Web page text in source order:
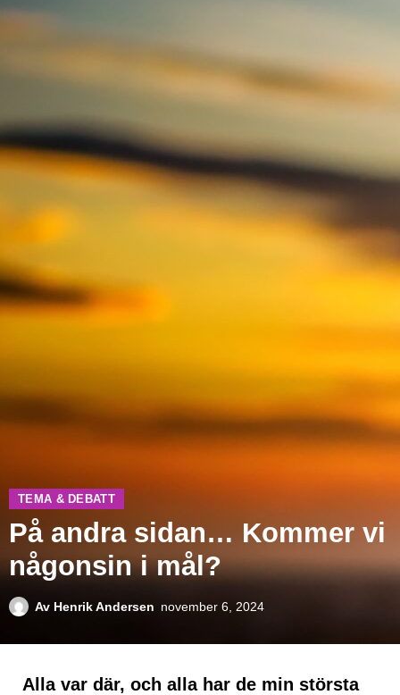
TEMA & DEBATT
På andra sidan… Kommer vi
någonsin i mål?
Av Henrik Andersen november 6, 2024
Alla var där, och alla har de min största